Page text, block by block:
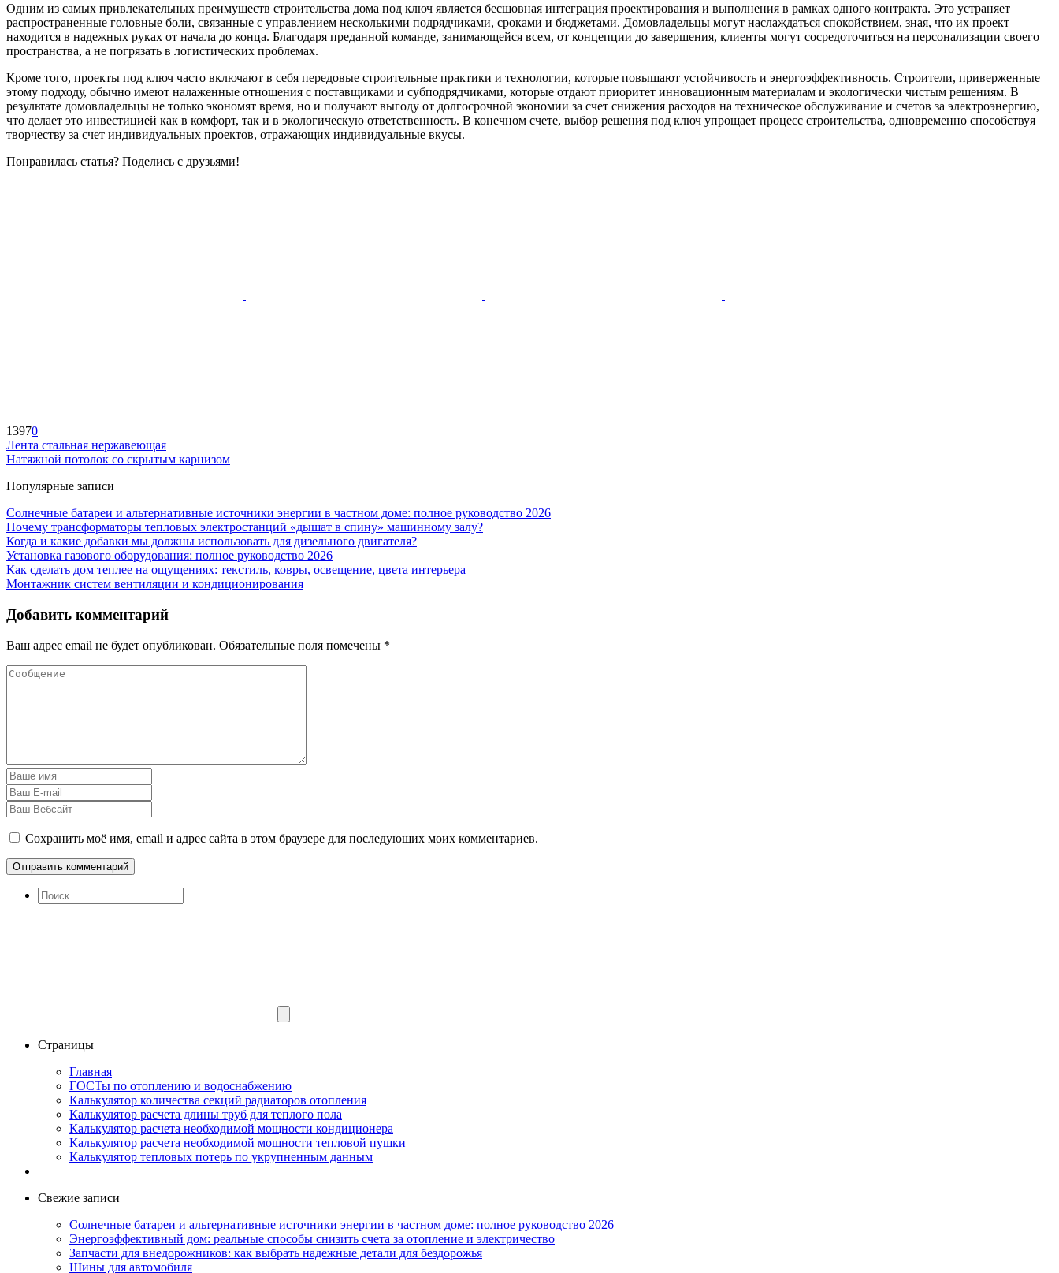
Одним из самых привлекательных преимуществ строительства дома под ключ является бесшовная интеграция проектирования и выполнения в рамках одного контракта. Это устраняет
распространенные головные боли, связанные с управлением несколькими подрядчиками, сроками и бюджетами. Домовладельцы могут наслаждаться спокойствием, зная, что их проект
находится в надежных руках от начала до конца. Благодаря преданной команде, занимающейся всем, от концепции до завершения, клиенты могут сосредоточиться на персонализации своего
пространства, а не погрязать в логистических проблемах.
Кроме того, проекты под ключ часто включают в себя передовые строительные практики и технологии, которые повышают устойчивость и энергоэффективность. Строители, приверженные
этому подходу, обычно имеют налаженные отношения с поставщиками и субподрядчиками, которые отдают приоритет инновационным материалам и экологически чистым решениям. В
результате домовладельцы не только экономят время, но и получают выгоду от долгосрочной экономии за счет снижения расходов на техническое обслуживание и счетов за электроэнергию,
что делает это инвестицией как в комфорт, так и в экологическую ответственность. В конечном счете, выбор решения под ключ упрощает процесс строительства, одновременно способствуя
творчеству за счет индивидуальных проектов, отражающих индивидуальные вкусы.
Понравилась статья? Поделись с друзьями!
13970
Лента стальная нержавеющая
Натяжной потолок со скрытым карнизом
Популярные записи
Солнечные батареи и альтернативные источники энергии в частном доме: полное руководство 2026
Почему трансформаторы тепловых электростанций «дышат в спину» машинному залу?
Когда и какие добавки мы должны использовать для дизельного двигателя?
Установка газового оборудования: полное руководство 2026
Как сделать дом теплее на ощущениях: текстиль, ковры, освещение, цвета интерьера
Монтажник систем вентиляции и кондиционирования
Добавить комментарий
Ваш адрес email не будет опубликован. Обязательные поля помечены *
Сохранить моё имя, email и адрес сайта в этом браузере для последующих моих комментариев.
Страницы
Главная
ГОСТы по отоплению и водоснабжению
Калькулятор количества секций радиаторов отопления
Калькулятор расчета длины труб для теплого пола
Калькулятор расчета необходимой мощности кондиционера
Калькулятор расчета необходимой мощности тепловой пушки
Калькулятор тепловых потерь по укрупненным данным
Свежие записи
Солнечные батареи и альтернативные источники энергии в частном доме: полное руководство 2026
Энергоэффективный дом: реальные способы снизить счета за отопление и электричество
Запчасти для внедорожников: как выбрать надежные детали для бездорожья
Шины для автомобиля